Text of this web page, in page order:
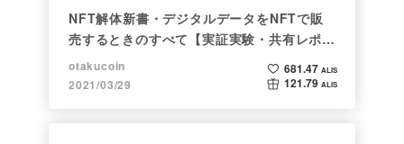
NFT解体新書・デジタルデータをNFTで販
売するときのすべて【実証実験・共有レポー
ト】
otakucoin
2021/03/29
681.47 ALIS
121.79 ALIS